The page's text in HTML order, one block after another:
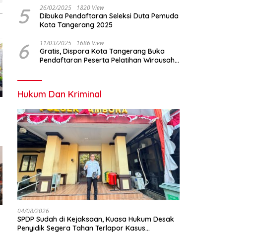
5 26/02/2025 1820 View
Dibuka Pendaftaran Seleksi Duta Pemuda
Kota Tangerang 2025
6 11/03/2025 1686 View
Gratis, Dispora Kota Tangerang Buka
Pendaftaran Peserta Pelatihan Wirausaha
Hukum Dan Kriminal
04/08/2026
SPDP Sudah di Kejaksaan, Kuasa Hukum Desak
Penyidik Segera Tahan Terlapor Kasus